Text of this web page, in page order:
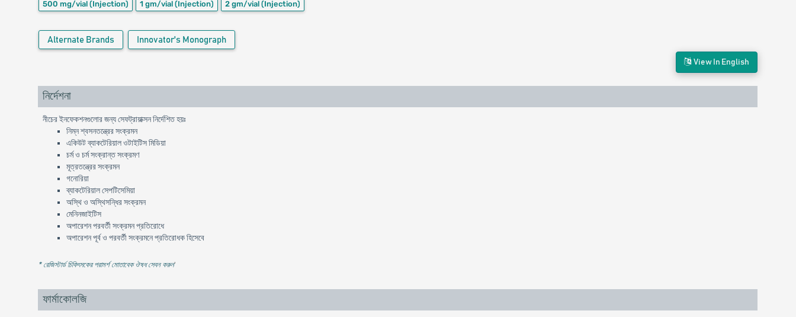
500 mg/vial (Injection) 1 gm/vial (Injection) 2 gm/vial (Injection)
Alternate Brands Innovator's Monograph
View In English
নির্দেশনা
নীচের ইনফেকশনগুলোর জন্য সেফট্রায়াক্সন নির্দেশিত হয়ঃ
নিম্ন শ্বসনতন্ত্রের সংক্রমন
একিউট ব্যাকটেরিয়াল ওটাইটিস মিডিয়া
চর্ম ও চর্ম সংক্রান্ত সংক্রমণ
মূত্রতন্ত্রের সংক্রমন
গনোরিয়া
ব্যাকটেরিয়াল সেপটিসেমিয়া
অস্থি ও অস্থিসন্ধির সংক্রমন
মেনিনজাইটিস
অপারেশন পরবর্তী সংক্রমন প্রতিরোধে
অপারেশন পূর্ব ও পরবর্তী সংক্রমনে প্রতিরোধক হিসেবে
* রেজিস্টার্ড চিকিৎসকের পরামর্শ মোতাবেক ঔষধ সেবন করুন'
ফার্মাকোলজি